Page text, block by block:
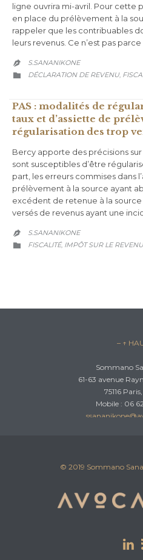
ligne ouvrira mi-avril. Pour cette
en place du prélèvement à la
rappeler que les contribuables
leurs revenus. Ce n’est pas parce
 S.SANANIKONE
 CATEGORY
DÉCLARATION DE REVENU,
PAS : modalités de
taux et d’assiette de
régularisation des trop
Bercy apporte des précisions
sont susceptibles d’être
part, les erreurs commises dans
prélèvement à la source ayant
excédent de retenue à la source
versés de revenus ayant une
 S.SANANIKONE
 CATEGORY
FISCALITÉ, IMPÔT SUR LE REVENU
– ↑
Sommano
61-63 avenue
75116
Mobile : 06
© 2019 Sommano
